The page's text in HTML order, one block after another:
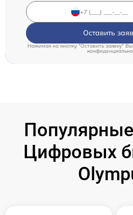
Оставить
Нажимая на кнопку "Оставить заявку"
Цифровых